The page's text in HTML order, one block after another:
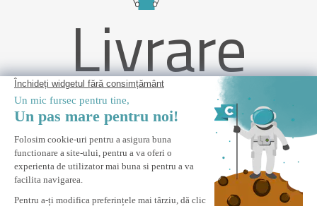
Livrare
fără
contact